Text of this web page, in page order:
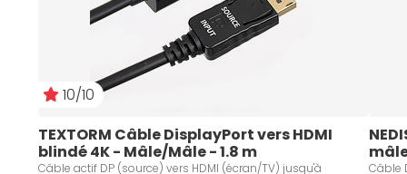
10/10
TEXTORM Câble DisplayPort vers HDMI
blindé 4K - Mâle/Mâle - 1.8 m
Câble actif DP (source) vers HDMI (écran/TV) jusqu'à
Câble